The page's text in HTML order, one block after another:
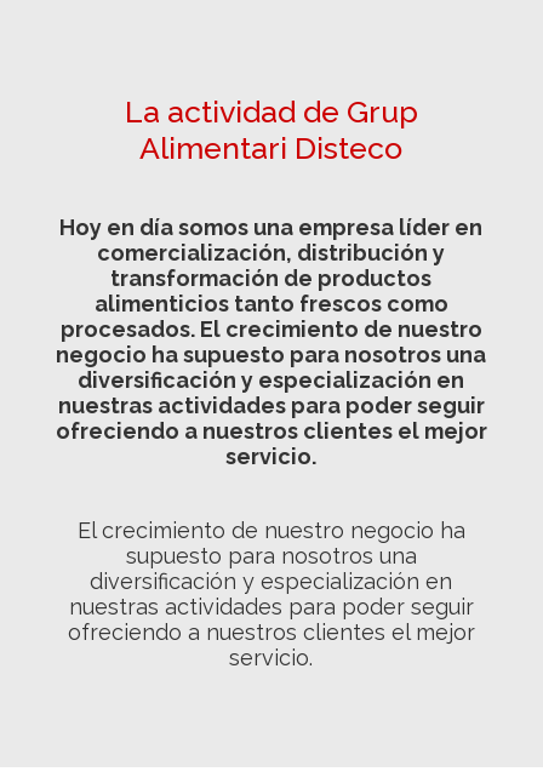
La actividad de Grup
Alimentari Disteco
Hoy en día somos una empresa líder en
comercialización, distribución y
transformación de productos
alimenticios tanto frescos como
procesados. El crecimiento de nuestro
negocio ha supuesto para nosotros una
diversificación y especialización en
nuestras actividades para poder seguir
ofreciendo a nuestros clientes el mejor
servicio.
El crecimiento de nuestro negocio ha
supuesto para nosotros una
diversificación y especialización en
nuestras actividades para poder seguir
ofreciendo a nuestros clientes el mejor
servicio.